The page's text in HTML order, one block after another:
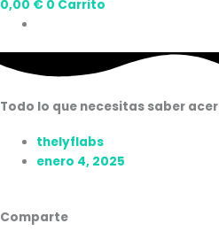
0,00 € 0 Carrito
Todo lo que necesitas saber
thelyflabs
enero 4, 2025
Comparte